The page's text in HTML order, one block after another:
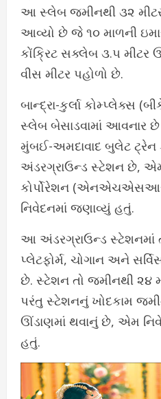
આ સ્લેબ જમીનથી ૩૨
આવ્યો છે જે ૧૦ માળની
કોંક્રિટ સક્લેબ ૩.૫ મીટર
વીસ મીટર પહોળો છે.
બાન્દ્રા-કુર્લા કોમ્પ્લેક્સ
સ્લેબ બેસાડવામાં આવનાર
મુંબઈ-અમદાવાદ બુલેટ ટ્રેન
અંડરગ્રાઉન્ડ સ્ટેશન છે,
કોર્પોરેશન
નિવેદનમાં જણાવ્યું હતું.
આ અંડરગ્રાઉન્ડ સ્ટેશનમાં
પ્લેટફોર્મ, ચોગાન અને
છે. સ્ટેશન તો જમીનથી ૨૪
પરંતુ સ્ટેશનનું ખોદકામ
ઊંડાણમાં થવાનું છે, એમ
હતું.